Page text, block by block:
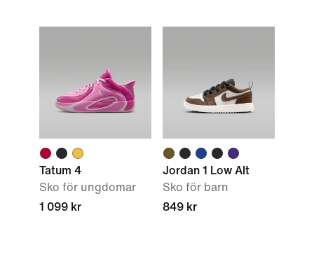
Tatum 4
Sko för ungdomar
1 099 kr
Jordan 1 Low Alt
Sko för barn
849 kr